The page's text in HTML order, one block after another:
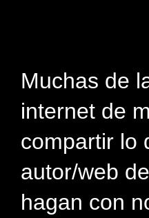
Muchas de
internet de
compartir lo
autor/web
hagan con